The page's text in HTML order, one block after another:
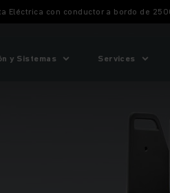
Eléctrica con conductor a bordo de
y Sistemas Services